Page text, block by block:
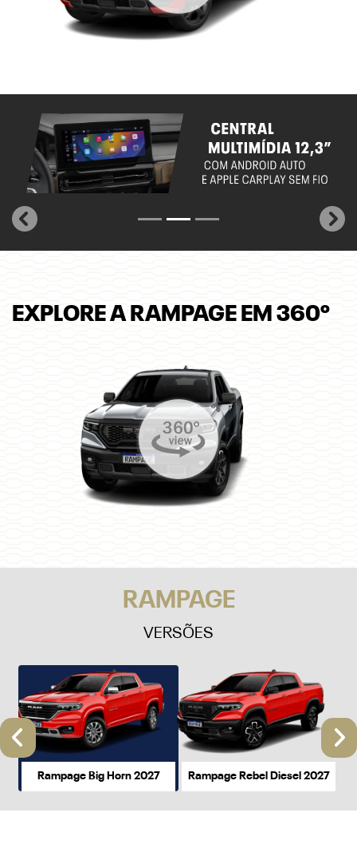
templates.template-
EXPLORE A RAMPAGE EM 360º
RAMPAGE
VERSÕES
Rampage Big Horn 2027 Rampage Rebel Diesel 2027
Anterior